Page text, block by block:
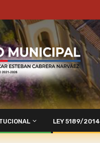
LEY 5189/2014